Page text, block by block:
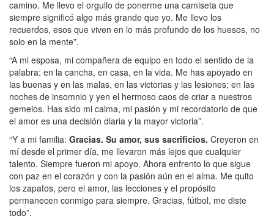
camino. Me llevo el orgullo de ponerme una camiseta que
siempre significó algo más grande que yo. Me llevo los
recuerdos, esos que viven en lo más profundo de los huesos, no
solo en la mente”.
“A mi esposa, mi compañera de equipo en todo el sentido de la
palabra: en la cancha, en casa, en la vida. Me has apoyado en
las buenas y en las malas, en las victorias y las lesiones; en las
noches de insomnio y yen el hermoso caos de criar a nuestros
gemelos. Has sido mi calma, mi pasión y mi recordatorio de que
el amor es una decisión diaria y la mayor victoria”.
“Y a mi familia: Gracias. Su amor, sus sacrificios. Creyeron en
mí desde el primer día, me llevaron más lejos que cualquier
talento. Siempre fueron mi apoyo. Ahora enfrento lo que sigue
con paz en el corazón y con la pasión aún en el alma. Me quito
los zapatos, pero el amor, las lecciones y el propósito
permanecen conmigo para siempre. Gracias, fútbol, me diste
todo”.